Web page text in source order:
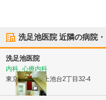
洗足池医院近隣の病院
洗足池医院
内科, 心療内科
東京都大田区 上池台2丁目32-4